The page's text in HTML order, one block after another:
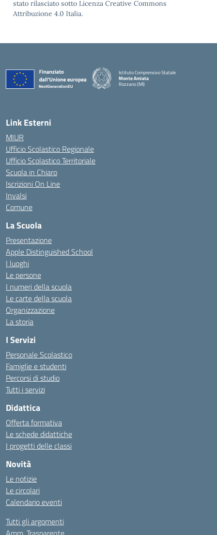
stato rilasciato sotto Licenza Creative Commons
Attribuzione 4.0 Italia.
Istituto Comprensivo Statale
Monte Amiata
Rozzano (MI)
Link Esterni
MIUR
Ufficio Scolastico Regionale
Ufficio Scolastico Territoriale
Scuola in Chiaro
Iscrizioni On Line
Invalsi
Comune
La Scuola
Presentazione
Apple Distinguished School
I luoghi
Le persone
I numeri della scuola
Le carte della scuola
Organizzazione
La storia
I Servizi
Personale Scolastico
Famiglie e studenti
Percorsi di studio
Tutti i servizi
Didattica
Offerta formativa
Le schede didattiche
I progetti delle classi
Novità
Le notizie
Le circolari
Calendario eventi
Tutti gli argomenti